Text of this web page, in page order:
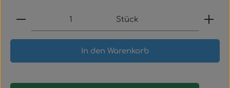
Produkt Anzahl: Gib den gewünschten Wert
Stück
In den Warenkorb